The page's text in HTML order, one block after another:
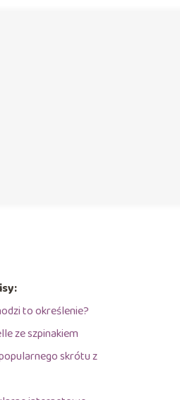
to określenie?
ze szpinakiem
skrótu z